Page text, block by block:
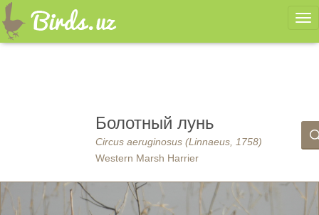
Болотный лунь
Circus aeruginosus (Linnaeus, 1758)
Western Marsh Harrier